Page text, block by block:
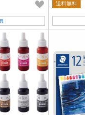
送料無料